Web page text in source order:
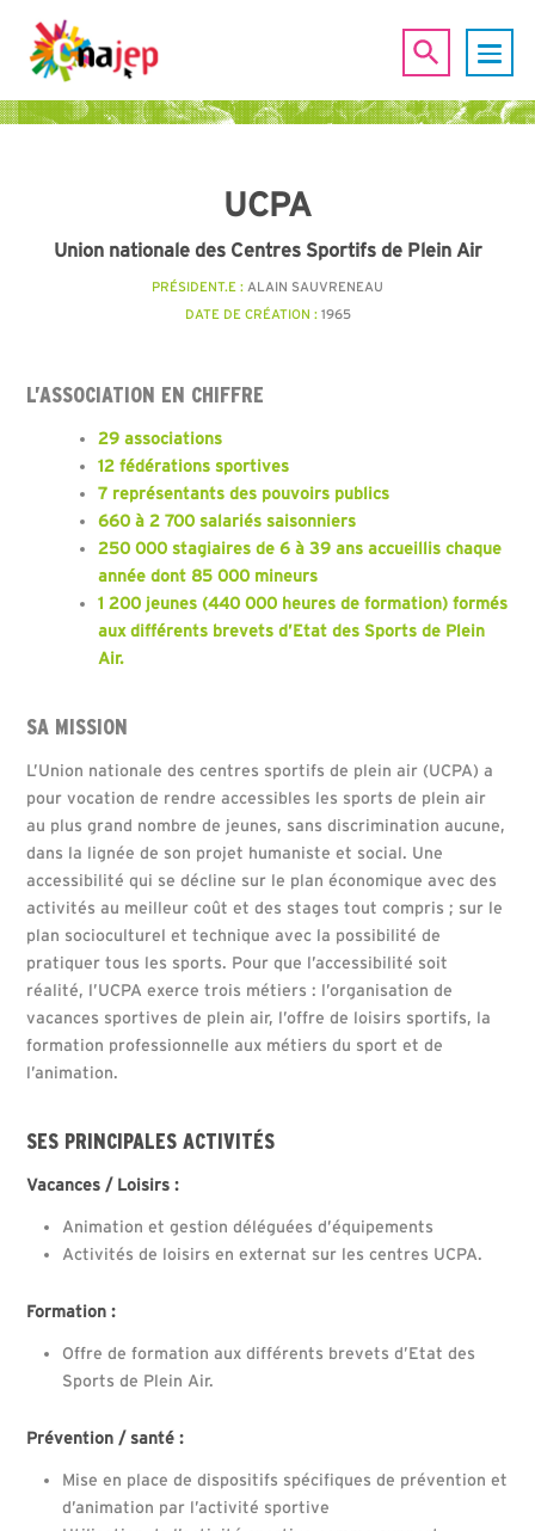
UCPA
Union nationale des Centres Sportifs de Plein Air
PRÉSIDENT.E : ALAIN SAUVRENEAU
DATE DE CRÉATION :1965
L’ASSOCIATION EN CHIFFRE
29 associations
12 fédérations sportives
7 représentants des pouvoirs publics
660 à 2 700 salariés saisonniers
250 000 stagiaires de 6 à 39 ans accueillis chaque
année dont 85 000 mineurs
1 200 jeunes (440 000 heures de formation) formés
aux différents brevets d’Etat des Sports de Plein
Air.
SA MISSION
L’Union nationale des centres sportifs de plein air (UCPA) a
pour vocation de rendre accessibles les sports de plein air
au plus grand nombre de jeunes, sans discrimination aucune,
dans la lignée de son projet humaniste et social. Une
accessibilité qui se décline sur le plan économique avec des
activités au meilleur coût et des stages tout compris ; sur le
plan socioculturel et technique avec la possibilité de
pratiquer tous les sports. Pour que l’accessibilité soit
réalité, l’UCPA exerce trois métiers : l’organisation de
vacances sportives de plein air, l’offre de loisirs sportifs, la
formation professionnelle aux métiers du sport et de
l’animation.
SES PRINCIPALES ACTIVITÉS
Vacances / Loisirs :
Animation et gestion déléguées d’équipements
Activités de loisirs en externat sur les centres UCPA.
Formation :
Offre de formation aux différents brevets d’Etat des
Sports de Plein Air.
Prévention / santé :
Mise en place de dispositifs spécifiques de prévention et
d’animation par l’activité sportive